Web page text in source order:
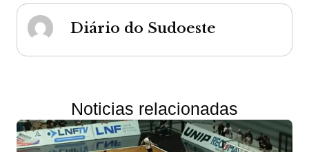
Diário do Sudoeste
Noticias relacionadas